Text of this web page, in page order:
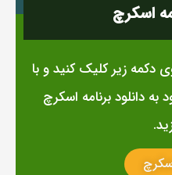
اسکرچ
دکمه زیر کلیک کنید و با
دانلود برنامه اسکرچ